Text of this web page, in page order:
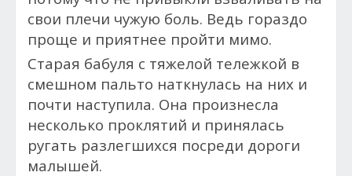
свои плечи чужую боль. Ведь гораздо
проще и приятнее пройти мимо.
Старая бабуля с тяжелой тележкой в
смешном пальто наткнулась на них и
почти наступила. Она произнесла
несколько проклятий и принялась
ругать разлегшихся посреди дороги
малышей.